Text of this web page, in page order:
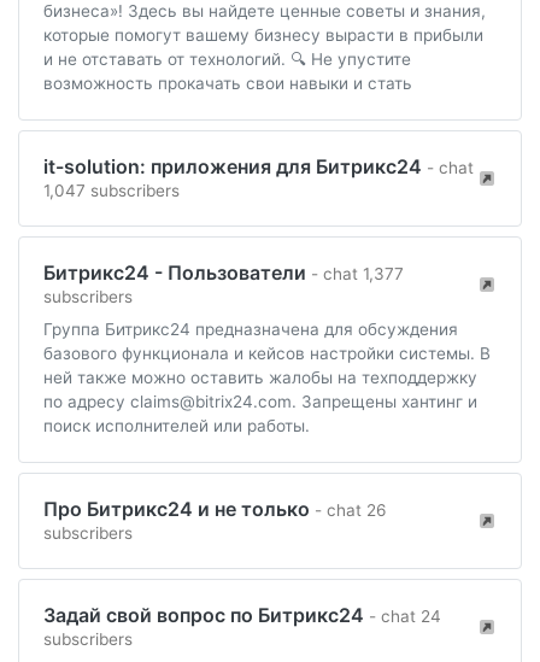
бизнеса»! Здесь вы найдете ценные советы и знания,
которые помогут вашему бизнесу вырасти в прибыли
и не отставать от технологий. 🔍 Не упустите
возможность прокачать свои навыки и стать
it-solution: приложения для Битрикс24 - chat
1,047 subscribers
Битрикс24 - Пользователи - chat 1,377
subscribers
Группа Битрикс24 предназначена для обсуждения
базового функционала и кейсов настройки системы. В
ней также можно оставить жалобы на техподдержку
по адресу claims@bitrix24.com. Запрещены хантинг и
поиск исполнителей или работы.
Про Битрикс24 и не только - chat 26
subscribers
Задай свой вопрос по Битрикс24 - chat 24
subscribers